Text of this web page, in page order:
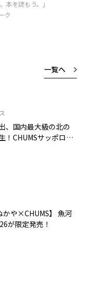
本を読もう。」
ク
一覧へ
、国内最大級の北の
！CHUMSサッポロフ
2026年10月23日
かや×CHUMS】 魚河
が限定発売！